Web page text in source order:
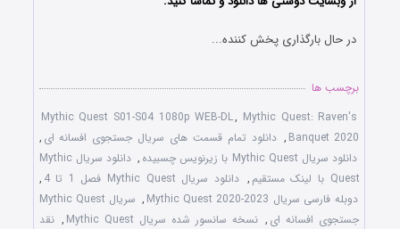
در حال بارگذاری پخش کننده...
برچسب ها
Mythic Quest S01-S04 1080p WEB-DL, Mythic Quest: Raven's
Banquet 2020
, دانلود تمام قسمت های سریال جستجوی افسانه ای ,
دانلود سریال Mythic Quest با زیرنویس چسبیده
,
دانلود سریال Mythic
Quest با لینک مستقیم
, دانلود سریال Mythic Quest فصل 1 تا 4
,
دوبله فارسی سریال Mythic Quest 2020-2023
,
سریال Mythic Quest
جستجوی افسانه ای , نسخه سانسور شده سریال Mythic Quest , نقد